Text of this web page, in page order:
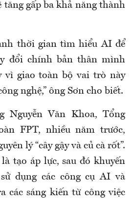
tăng gấp ba khả năng thành
thời gian tìm hiểu AI để
đổi chính bản thân mình
vì giao toàn bộ vai trò này
nghệ,” ông Sơn cho biết.
Nguyễn Văn Khoa, Tổng
FPT, nhiều năm trước,
lý “cây gậy và củ cà rốt”.
tạo áp lực, sau đó khuyến
dụng các công cụ AI và
các sáng kiến từ công việc